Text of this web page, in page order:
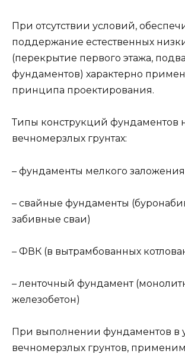
При отсутствии условий,
поддержание естественных
(перекрытие первого этажа,
фундаментов) характерно
принципа проектирования.
Типы конструкций фундаментов
вечномерзлых грунтах:
– фундаменты мелкого заложения
– свайные фундаменты
забивные сваи)
– ФВК (в вытрамбованных
– ленточный фундамент
железобетон)
При выполнении фундаментов в
вечномерзлых грунтов,